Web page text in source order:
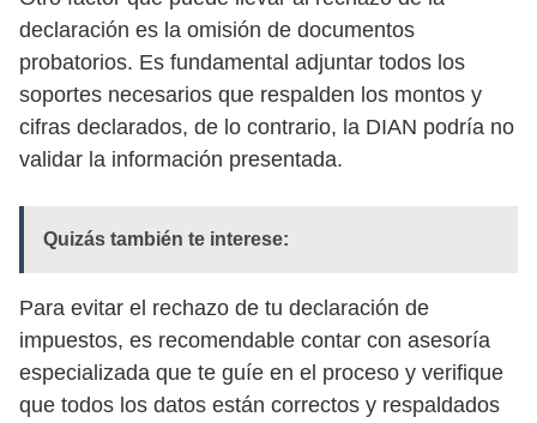
declaración es la omisión de documentos
probatorios. Es fundamental adjuntar todos los
soportes necesarios que respalden los montos y
cifras declarados, de lo contrario, la DIAN podría no
validar la información presentada.
Quizás también te interese:
Para evitar el rechazo de tu declaración de
impuestos, es recomendable contar con asesoría
especializada que te guíe en el proceso y verifique
que todos los datos están correctos y respaldados